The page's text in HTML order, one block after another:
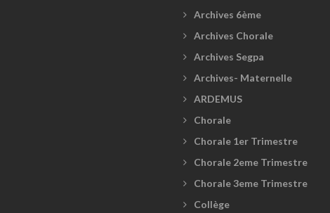
Archives 6ème
Archives Chorale
Archives Segpa
Archives- Maternelle
ARDEMUS
Chorale
Chorale 1er Trimestre
Chorale 2eme Trimestre
Chorale 3eme Trimestre
Collège